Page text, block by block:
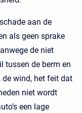
aan de
als geen sprake
de niet
tussen de berm en
de wind, het feit dat
niet wordt
een lage